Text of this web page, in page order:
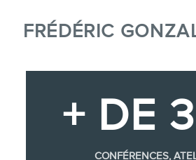
FRÉDÉRIC
+ DE
CONFÉRENCES,